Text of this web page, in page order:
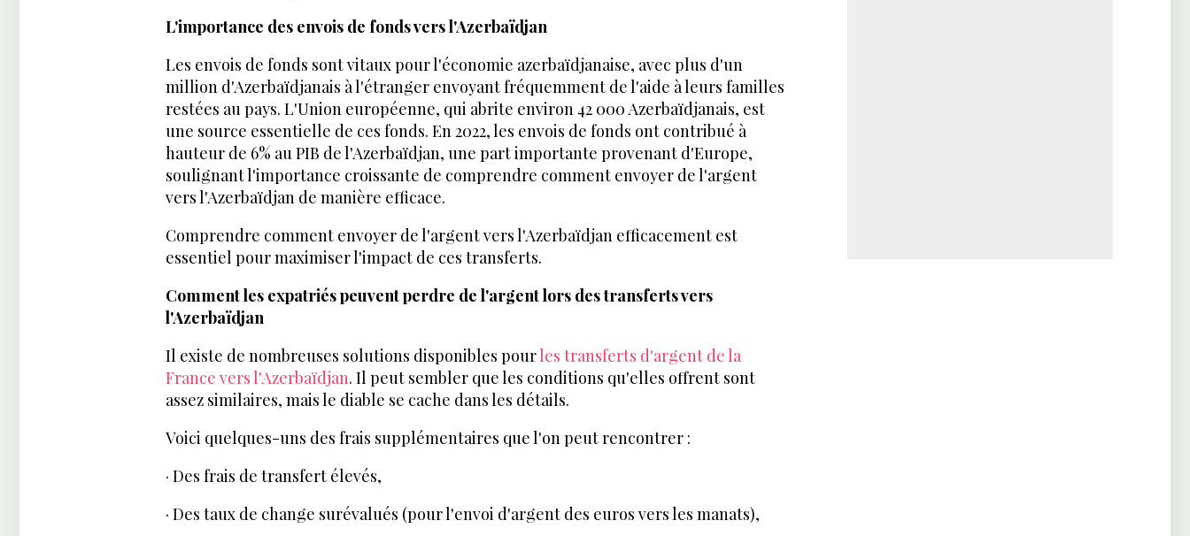
L'importance des envois de fonds vers l'Azerbaïdjan
Les envois de fonds sont vitaux pour l'économie azerbaïdjanaise, avec plus d'un
million d'Azerbaïdjanais à l'étranger envoyant fréquemment de l'aide à leurs familles
restées au pays. L'Union européenne, qui abrite environ 42 000 Azerbaïdjanais, est
une source essentielle de ces fonds. En 2022, les envois de fonds ont contribué à
hauteur de 6% au PIB de l'Azerbaïdjan, une part importante provenant d'Europe,
soulignant l'importance croissante de comprendre comment envoyer de l'argent
vers l'Azerbaïdjan de manière efficace.
Comprendre comment envoyer de l'argent vers l'Azerbaïdjan efficacement est
essentiel pour maximiser l'impact de ces transferts.
Comment les expatriés peuvent perdre de l'argent lors des transferts vers
l'Azerbaïdjan
Il existe de nombreuses solutions disponibles pourles transferts d'argent de la
France vers l'Azerbaïdjan. Il peut sembler que les conditions qu'elles offrent sont
assez similaires, mais le diable se cache dans les détails.
Voici quelques-uns des frais supplémentaires que l'on peut rencontrer :
· Des frais de transfert élevés,
· Des taux de change surévalués (pour l'envoi d'argent des euros vers les manats),